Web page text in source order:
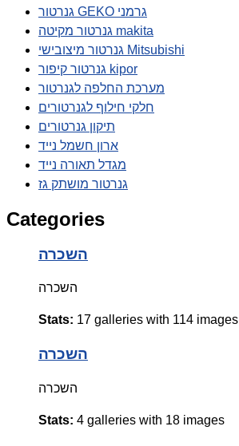
גנרטור GEKO גרמני
גנרטור מקיטה makita
גנרטור מיצובישי Mitsubishi
גנרטור קיפור kipor
מערכת החלפה לגנרטור
חלקי חילוף לגנרטורים
תיקון גנרטורים
ארון חשמל נייד
מגדל תאורה נייד
גנרטור מושתק גז
Categories
השכרה
השכרה
Stats: 17 galleries with 114 images
השכרה
השכרה
Stats: 4 galleries with 18 images